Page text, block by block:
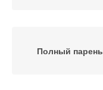
Полный парень